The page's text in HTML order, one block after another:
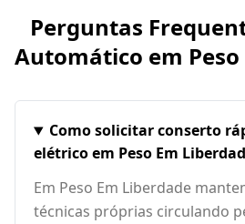
Perguntas
Automático em
Como solicitar conserto
elétrico em Peso Em
Em Peso Em Liberdade
técnicas próprias circulando